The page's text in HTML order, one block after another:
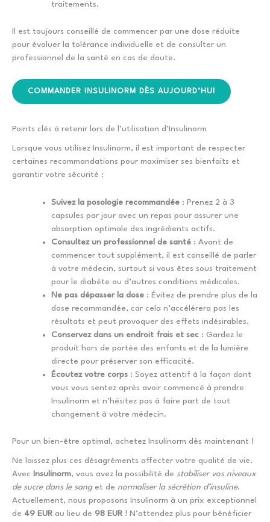
traitements.
Il est toujours conseillé de commencer par une dose réduite
pour évaluer la tolérance individuelle et de consulter un
professionnel de la santé en cas de doute.
COMMANDER INSULINORM DÈS AUJOURD’HUI
Points clés à retenir lors de l’utilisation d’Insulinorm
Lorsque vous utilisez Insulinorm, il est important de respecter
certaines recommandations pour maximiser ses bienfaits et
garantir votre sécurité :
Suivez la posologie recommandée : Prenez 2 à 3
capsules par jour avec un repas pour assurer une
absorption optimale des ingrédients actifs.
Consultez un professionnel de santé : Avant de
commencer tout supplément, il est conseillé de parler
à votre médecin, surtout si vous êtes sous traitement
pour le diabète ou d’autres conditions médicales.
Ne pas dépasser la dose : Évitez de prendre plus de la
dose recommandée, car cela n’accélérera pas les
résultats et peut provoquer des effets indésirables.
Conservez dans un endroit frais et sec : Gardez le
produit hors de portée des enfants et de la lumière
directe pour préserver son efficacité.
Écoutez votre corps : Soyez attentif à la façon dont
vous vous sentez après avoir commencé à prendre
Insulinorm et n’hésitez pas à faire part de tout
changement à votre médecin.
Pour un bien-être optimal, achetez Insulinorm dès maintenant !
Ne laissez plus ces désagréments affecter votre qualité de vie.
Avec Insulinorm, vous avez la possibilité de stabiliser vos niveaux
de sucre dans le sanget de normaliser la sécrétion d’insuline.
Actuellement, nous proposons Insulinorm à un prix exceptionnel
de 49 EUR au lieu de 98 EUR ! N’attendez plus pour bénéficier